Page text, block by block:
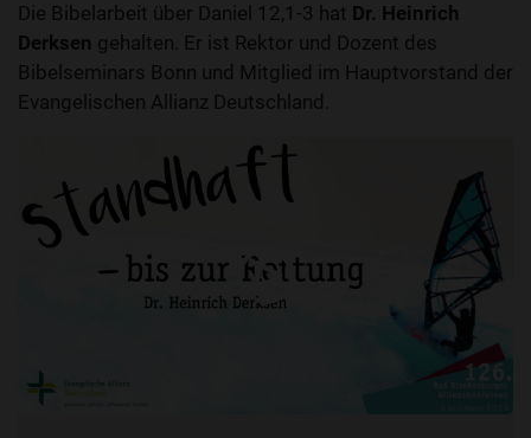
Die Bibelarbeit über Daniel 12,1-3 hat Dr. Heinrich
Derksen gehalten. Er ist Rektor und Dozent des
Bibelseminars Bonn und Mitglied im Hauptvorstand der
Evangelischen Allianz Deutschland.